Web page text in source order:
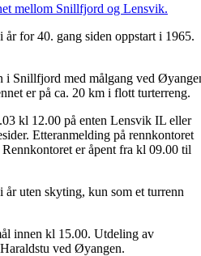
mellom Snillfjord og Lensvik.
år for 40. gang siden oppstart i 1965.
i Snillfjord med målgang ved
er på ca. 20 km i flott turterreng.
kl 12.00 på enten Lensvik IL eller
Etteranmelding på rennkontoret
er åpent fra kl 09.00 til
år uten skyting, kun som et turrenn
innen kl 15.00. Utdeling av
ved Øyangen.